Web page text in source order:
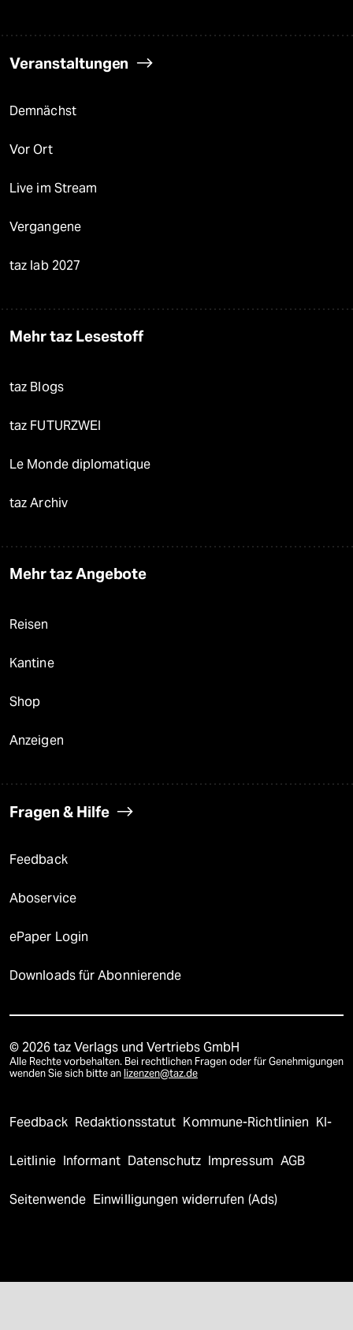
Veranstaltungen
Demnächst
Vor Ort
Live im Stream
Vergangene
taz lab 2027
Mehr taz Lesestoff
taz Blogs
taz FUTURZWEI
Le Monde diplomatique
taz Archiv
Mehr taz Angebote
Reisen
Kantine
Shop
Anzeigen
Fragen & Hilfe
Feedback
Aboservice
ePaper Login
Downloads für Abonnierende
© 2026 taz Verlags und Vertriebs GmbH
Alle Rechte vorbehalten. Bei rechtlichen Fragen oder für Genehmigungen
wenden Sie sich bitte an lizenzen@taz.de
Feedback Redaktionsstatut Kommune-Richtlinien KI-
Leitlinie Informant Datenschutz Impressum AGB
Seitenwende Einwilligungen widerrufen (Ads)